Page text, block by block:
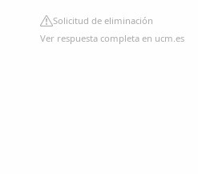
Solicitud de eliminación
Ver respuesta completa en ucm.es